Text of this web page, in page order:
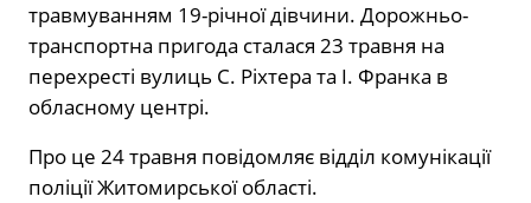
травмуванням 19-річної дівчини. Дорожньо-
транспортна пригода сталася 23 травня на
перехресті вулиць С. Ріхтера та І. Франка в
обласному центрі.
Про це 24 травня повідомляє відділ комунікації
поліції Житомирської області.